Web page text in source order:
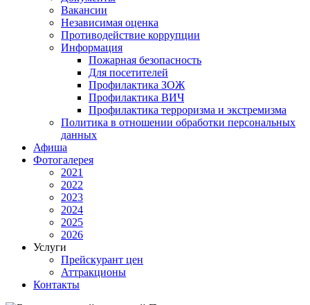
Вакансии
Независимая оценка
Противодействие коррупции
Информация
Пожарная безопасность
Для посетителей
Профилактика ЗОЖ
Профилактика ВИЧ
Профилактика терроризма и экстремизма
Политика в отношении обработки персональных
данных
Афиша
Фотогалерея
2021
2022
2023
2024
2025
2026
Услуги
Прейскурант цен
Аттракционы
Контакты